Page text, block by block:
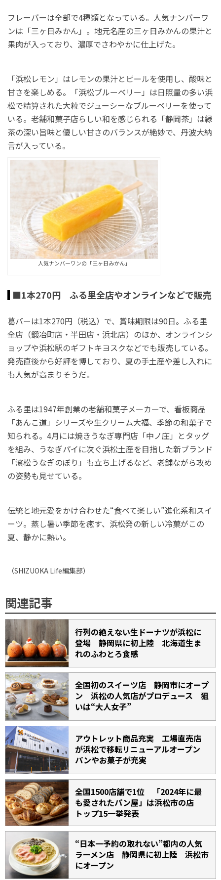
フレーバーは全部で4種類となっている。人気ナンバーワ
ンは「三ヶ日みかん」。地元名産の三ヶ日みかんの果汁と
果肉が入っており、濃厚でさわやかに仕上げた。
「浜松レモン」はレモンの果汁とピールを使用し、酸味と
甘さを楽しめる。「浜松ブルーベリー」は日照量の多い浜
松で精算された大粒でジューシーなブルーベリーを使って
いる。老舗和菓子店らしい和を感じられる「静岡茶」は緑
茶の深い旨味と優しい甘さのバランスが絶妙で、丹波大納
言が入っている。
人気ナンバーワンの「三ヶ日みかん」
■1本270円 ふる里全店やオンラインなどで販売
葛バーは1本270円（税込）で、賞味期限は90日。ふる里
全店（鍛冶町店・半田店・浜北店）のほか、オンラインシ
ョップや浜松駅のギフトキヨスクなどでも販売している。
発売直後から好評を博しており、夏の手土産や差し入れに
も人気が高まりそうだ。
ふる里は1947年創業の老舗和菓子メーカーで、看板商品
「あんこ道」シリーズや生クリーム大福、季節の和菓子で
知られる。4月には焼きうなぎ専門店「中ノ庄」とタッグ
を組み、うなぎパイに次ぐ浜松土産を目指した新ブランド
「濱松うなぎのぼり」も立ち上げるなど、老舗ながら攻め
の姿勢も見せている。
伝統と地元愛をかけ合わせた“食べて楽しい”進化系和スイ
ーツ。蒸し暑い季節を癒す、浜松発の新しい冷菓がこの
夏、静かに熱い。
（SHIZUOKA Life編集部）
関連記事
行列の絶えない生ドーナツが浜松に
登場 静岡県に初上陸 北海道生ま
れのふわとろ食感
全国初のスイーツ店 静岡市にオープ
ン 浜松の人気店がプロデュース 狙
いは“大人女子”
アウトレット商品充実 工場直売店
が浜松で移転リニューアルオープン
パンやお菓子が充実
全国1500店舗で1位 「2024年に最
も愛されたパン屋」は浜松市の店
トップ15一挙発表
“日本一予約の取れない”都内の人気
ラーメン店 静岡県に初上陸 浜松市
にオープン